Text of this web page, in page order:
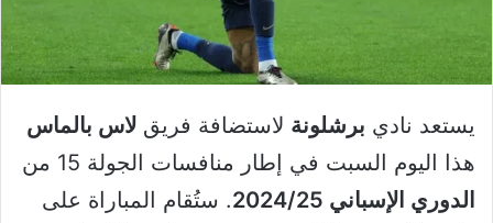
يستعد نادي برشلونة لاستضافة فريق لاس بالماس
هذا اليوم السبت في إطار منافسات الجولة 15 من
الدوري الإسباني 2024/25
. ستُقام المباراة على